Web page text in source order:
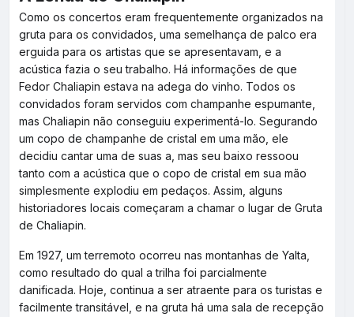
Como os concertos eram frequentemente organizados na
gruta para os convidados, uma semelhança de palco era
erguida para os artistas que se apresentavam, e a
acústica fazia o seu trabalho. Há informações de que
Fedor Chaliapin estava na adega do vinho. Todos os
convidados foram servidos com champanhe espumante,
mas Chaliapin não conseguiu experimentá-lo. Segurando
um copo de champanhe de cristal em uma mão, ele
decidiu cantar uma de suas а, mas seu baixo ressoou
tanto com a acústica que o copo de cristal em sua mão
simplesmente explodiu em pedaços. Assim, alguns
historiadores locais começaram a chamar o lugar de Gruta
de Chaliapin.
Em 1927, um terremoto ocorreu nas montanhas de Yalta,
como resultado do qual a trilha foi parcialmente
danificada. Hoje, continua a ser atraente para os turistas e
facilmente transitável, e na gruta há uma sala de recepção